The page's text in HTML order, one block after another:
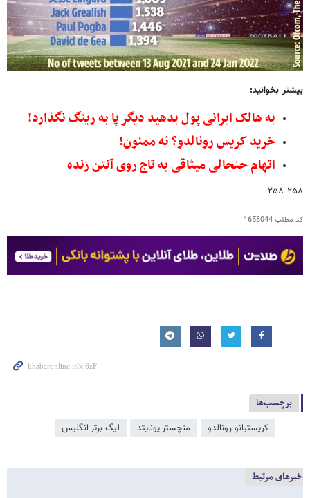
بیشتر بخوانید:
به هالک ایرانی پول بدهید دیگر پا به رینگ نگذارد!
خرید کریس رونالدو؟ نه ممنون!
اتهام جنجالی میثاقی به تاج روی آنتن زنده
۲۵۸ ۲۵۸
کد مطلب1658044
برچسب‌ها
کریستیانو رونالدو منچستر یونایتد لیگ برتر انگلیس
خبرهای مرتبط